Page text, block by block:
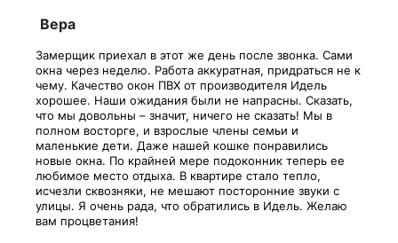
Вера
Замерщик приехал в этот же день после звонка. Сами
окна через неделю. Работа аккуратная, придраться не к
чему. Качество окон ПВХ от производителя Идель
хорошее. Наши ожидания были не напрасны. Сказать,
что мы довольны – значит, ничего не сказать! Мы в
полном восторге, и взрослые члены семьи и
маленькие дети. Даже нашей кошке понравились
новые окна. По крайней мере подоконник теперь ее
любимое место отдыха. В квартире стало тепло,
исчезли сквозняки, не мешают посторонние звуки с
улицы. Я очень рада, что обратились в Идель. Желаю
вам процветания!